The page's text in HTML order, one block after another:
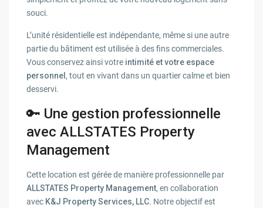
souci.
L’unité résidentielle est indépendante, même si une autre
partie du bâtiment est utilisée à des fins commerciales.
Vous conservez ainsi votre intimité et votre espace
personnel , tout en vivant dans un quartier calme et bien
desservi.
🔑 Une gestion professionnelle
avec ALLSTATES Property
Management
Cette location est gérée de manière professionnelle par
ALLSTATES Property Management, en collaboration
avec K&J Property Services, LLC. Notre objectif est